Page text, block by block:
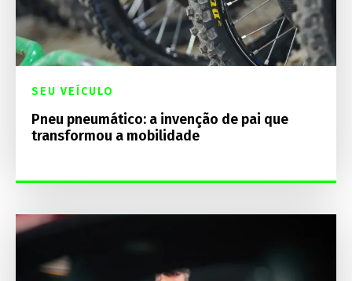
SEU VEÍCULO
Pneu pneumático: a invenção de pai que
transformou a mobilidade